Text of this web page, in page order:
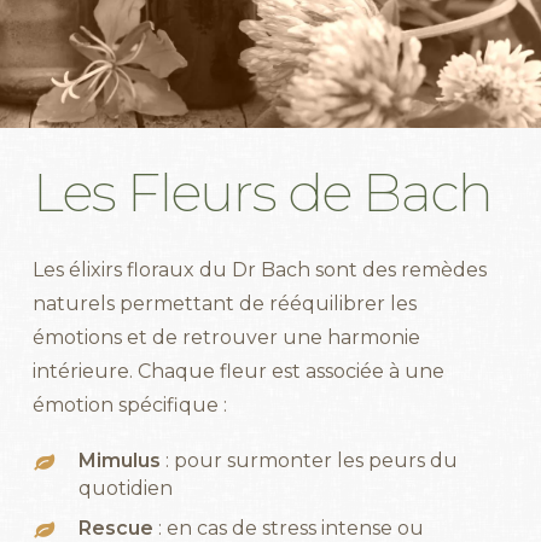
Les Fleurs de Bach
Les élixirs floraux du Dr Bach sont des remèdes
naturels permettant de rééquilibrer les
émotions et de retrouver une harmonie
intérieure. Chaque fleur est associée à une
émotion spécifique :
Mimulus : pour surmonter les peurs du
quotidien
Rescue : en cas de stress intense ou